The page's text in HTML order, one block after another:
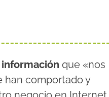
que «nos
han comportado y